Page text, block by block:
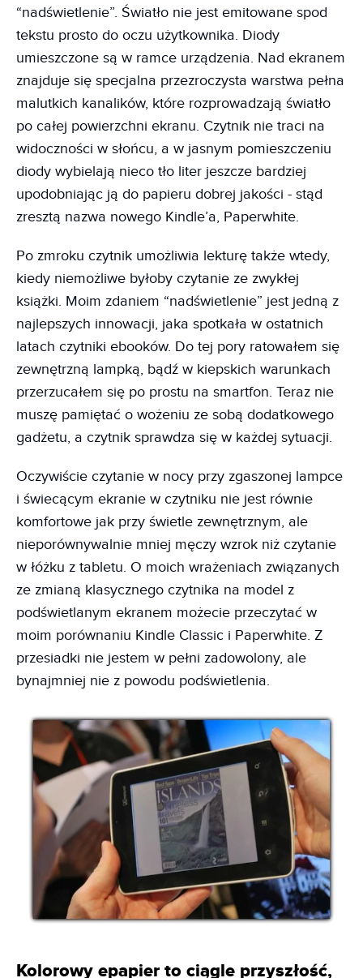
“nadświetlenie”. Światło nie jest emitowane spod
tekstu prosto do oczu użytkownika. Diody
umieszczone są w ramce urządzenia. Nad ekranem
znajduje się specjalna przezroczysta warstwa pełna
malutkich kanalików, które rozprowadzają światło
po całej powierzchni ekranu. Czytnik nie traci na
widoczności w słońcu, a w jasnym pomieszczeniu
diody wybielają nieco tło liter jeszcze bardziej
upodobniając ją do papieru dobrej jakości - stąd
zresztą nazwa nowego Kindle’a, Paperwhite.
Po zmroku czytnik umożliwia lekturę także wtedy,
kiedy niemożliwe byłoby czytanie ze zwykłej
książki. Moim zdaniem “nadświetlenie” jest jedną z
najlepszych innowacji, jaka spotkała w ostatnich
latach czytniki ebooków. Do tej pory ratowałem się
zewnętrzną lampką, bądź w kiepskich warunkach
przerzucałem się po prostu na smartfon. Teraz nie
muszę pamiętać o wożeniu ze sobą dodatkowego
gadżetu, a czytnik sprawdza się w każdej sytuacji.
Oczywiście czytanie w nocy przy zgaszonej lampce
i świecącym ekranie w czytniku nie jest równie
komfortowe jak przy świetle zewnętrznym, ale
nieporównywalnie mniej męczy wzrok niż czytanie
w łóżku z tabletu. O moich wrażeniach związanych
ze zmianą klasycznego czytnika na model z
podświetlanym ekranem możecie przeczytać w
moim porównaniu Kindle Classic i Paperwhite. Z
przesiadki nie jestem w pełni zadowolony, ale
bynajmniej nie z powodu podświetlenia.
Kolorowy epapier to ciągle przyszłość,